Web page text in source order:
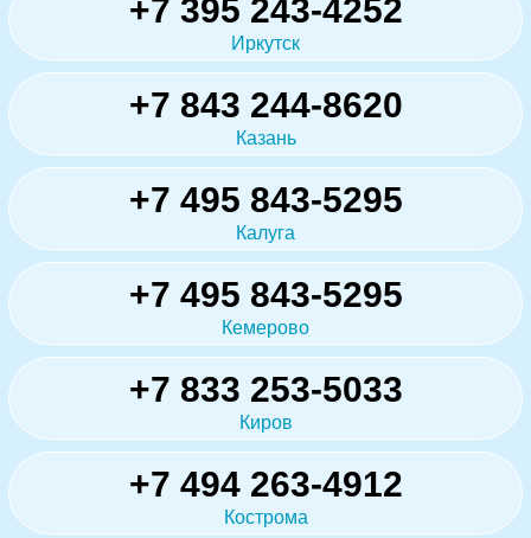
+7 395 243-4252
Иркутск
+7 843 244-8620
Казань
+7 495 843-5295
Калуга
+7 495 843-5295
Кемерово
+7 833 253-5033
Киров
+7 494 263-4912
Кострома